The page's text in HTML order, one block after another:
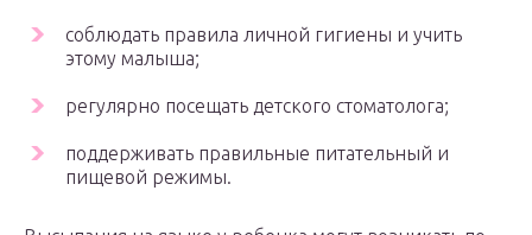
соблюдать правила личной гигиены и учить
этому малыша;
регулярно посещать детского стоматолога;
поддерживать правильные питательный и
пищевой режимы.